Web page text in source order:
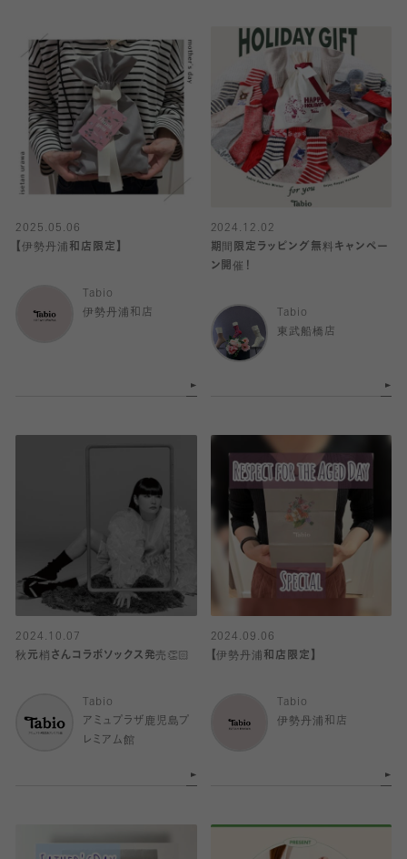
2025.05.06
【伊勢丹浦和店限定】
Tabio
伊勢丹浦和店
2024.12.02
期間限定ラッピング無料キャンペー
ン開催！
Tabio
東武船橋店
2024.10.07
秋元梢さんコラボソックス発売👏🏻
Tabio
アミュプラザ鹿児島プ
レミアム館
2024.09.06
【伊勢丹浦和店限定】
Tabio
伊勢丹浦和店